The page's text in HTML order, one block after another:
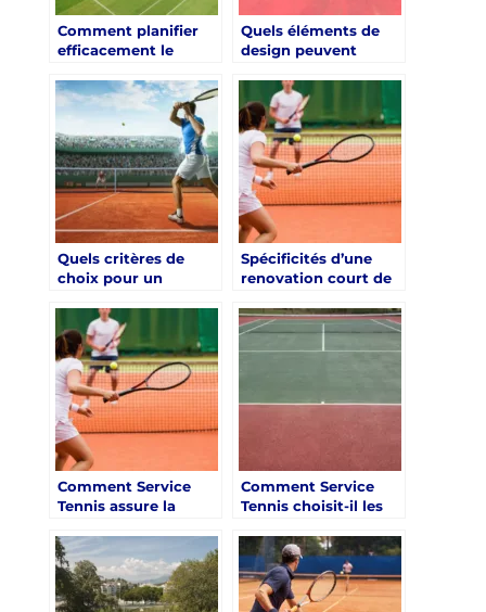
Comment planifier
efficacement le
rénovation d’un
terrain de tennis à
Saint-Tropez ?
Quels éléments de
design peuvent
l’esthétique d’un
court de tennis
rénové ?
Quels critères de
choix pour un
rénovation de court
de tennis pour les
complexes
touristiques à Saint-
Tropez ?
Spécificités d’une
renovation court de
en bord de mer avec
Service Tennis
Comment Service
Tennis assure la
lors d’une rénovation
court de tennis Saint-
Tropez ?
Comment Service
Tennis choisit-il les
rénovation court de
tennis saint tropez ?